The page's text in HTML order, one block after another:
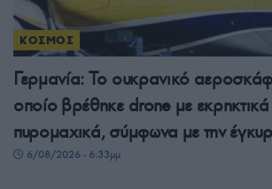
ΚΟΣΜΟΣ
Γερμανία: Το ουκρανικό
οποίο βρέθηκε drone με
πυρομαχικά, σύμφωνα με την
6/08/2026 - 6:33μμ